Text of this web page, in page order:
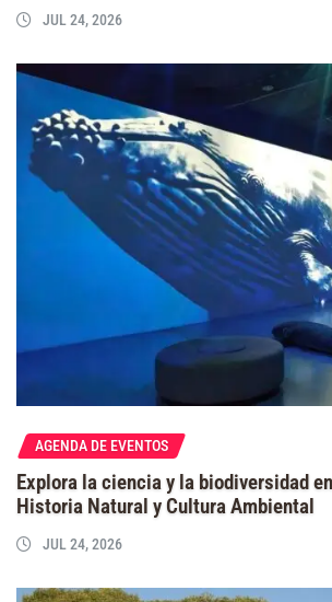
JUL 24, 2026
AGENDA DE EVENTOS
Explora la ciencia y la biodiversidad
Historia Natural y Cultura Ambiental
JUL 24, 2026